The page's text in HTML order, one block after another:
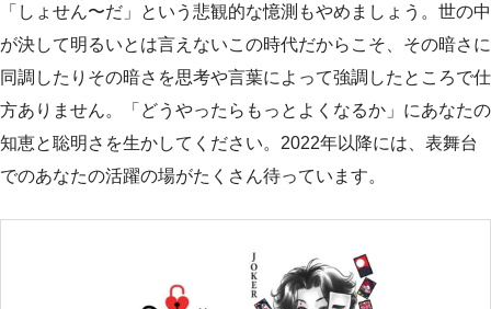
「しょせん〜だ」という悲観的な憶測もやめましょう。世の中
が決して明るいとは言えないこの時代だからこそ、その暗さに
同調したりその暗さを思考や言葉によって強調したところで仕
方ありません。「どうやったらもっとよくなるか」にあなたの
知恵と聡明さを生かしてください。2022年以降には、表舞台
でのあなたの活躍の場がたくさん待っています。